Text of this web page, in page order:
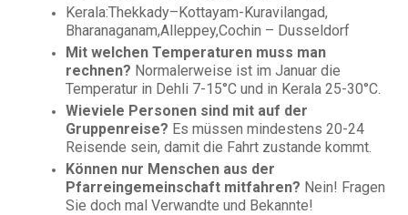
Kerala:Thekkady–Kottayam-Kuravilangad,
Bharanaganam,Alleppey,Cochin – Dusseldorf
Mit welchen Temperaturen muss man
rechnen? Normalerweise ist im Januar die
Temperatur in Dehli 7-15°C und in Kerala 25-30°C.
Wieviele Personen sind mit auf der
Gruppenreise? Es müssen mindestens 20-24
Reisende sein, damit die Fahrt zustande kommt.
Können nur Menschen aus der
Pfarreingemeinschaft mitfahren? Nein! Fragen
Sie doch mal Verwandte und Bekannte!